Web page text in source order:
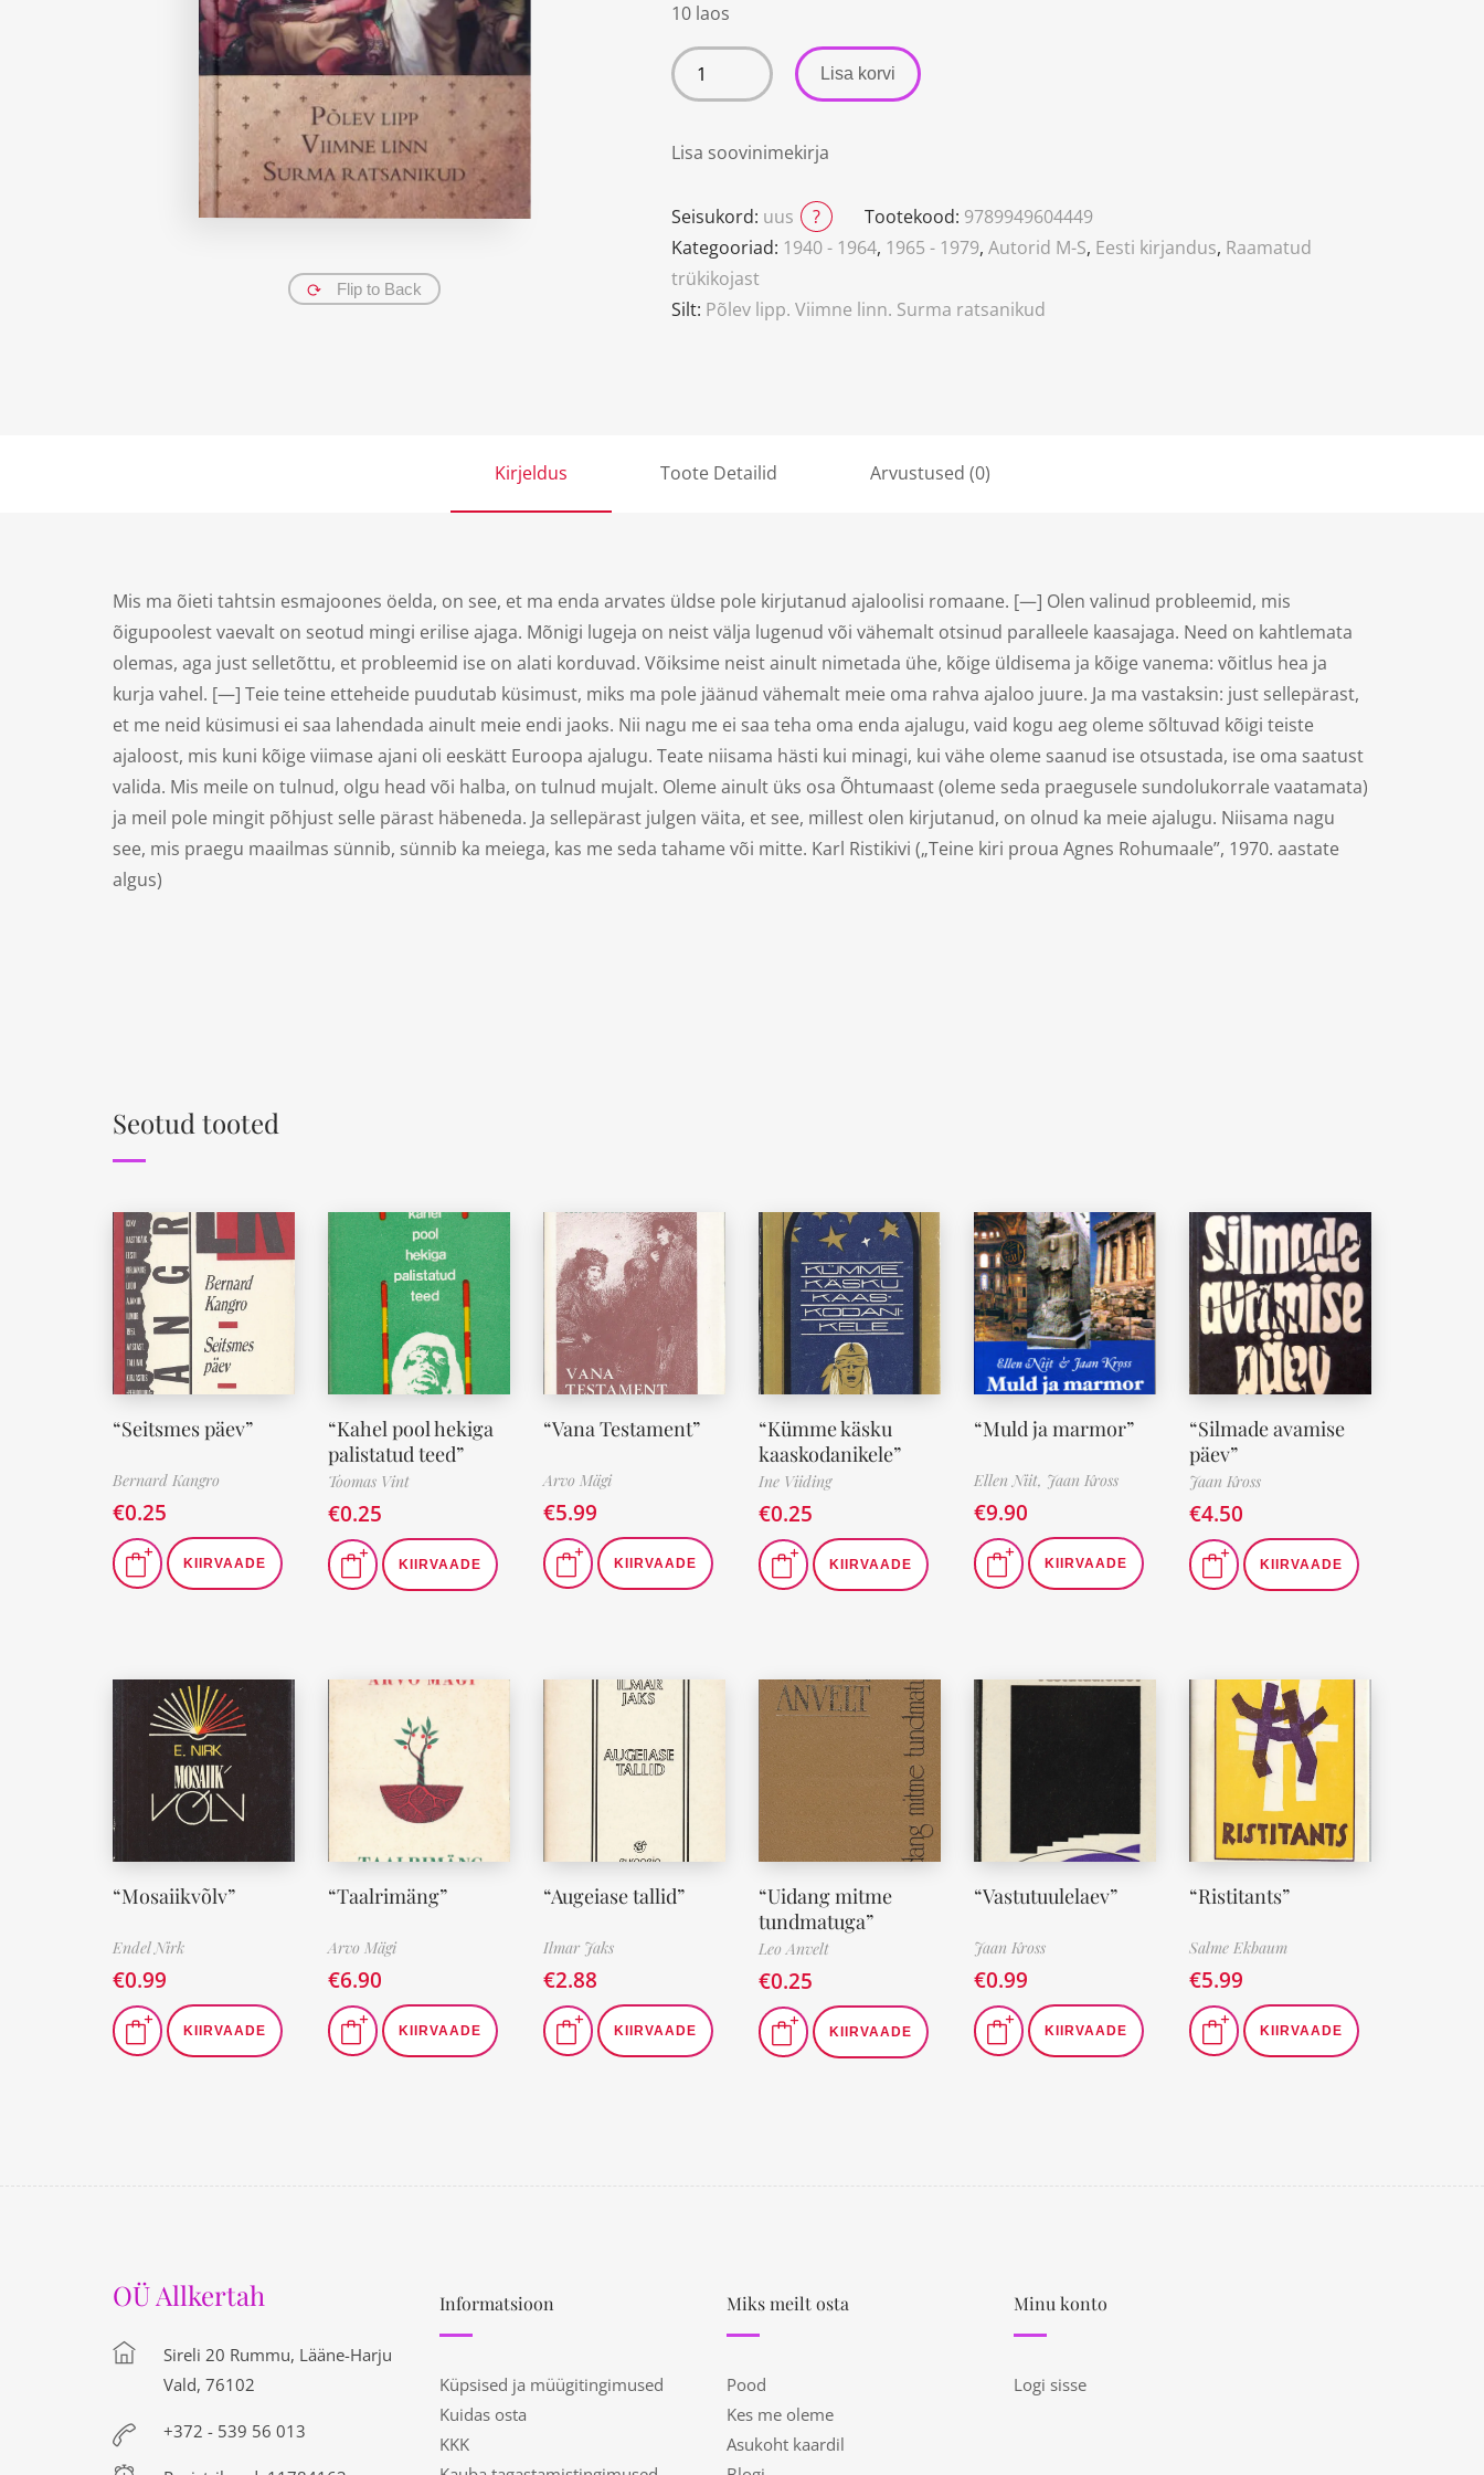
Flip to Back
10 laos
Lisa korvi
Lisa soovinimekirja
Seisukord: uus ? Tootekood: 9789949604449
Kategooriad: 1940 - 1964, 1965 - 1979, Autorid M-S, Eesti kirjandus, Raamatud
trükikojast
Silt: Põlev lipp. Viimne linn. Surma ratsanikud
Kirjeldus Toote Detailid Arvustused (0)
Mis ma õieti tahtsin esmajoones öelda, on see, et ma enda arvates üldse pole kirjutanud ajaloolisi romaane. [—] Olen valinud probleemid, mis
õigupoolest vaevalt on seotud mingi erilise ajaga. Mõnigi lugeja on neist välja lugenud või vähemalt otsinud paralleele kaasajaga. Need on kahtlemata
olemas, aga just selletõttu, et probleemid ise on alati korduvad. Võiksime neist ainult nimetada ühe, kõige üldisema ja kõige vanema: võitlus hea ja
kurja vahel. [—] Teie teine etteheide puudutab küsimust, miks ma pole jäänud vähemalt meie oma rahva ajaloo juure. Ja ma vastaksin: just sellepärast,
et me neid küsimusi ei saa lahendada ainult meie endi jaoks. Nii nagu me ei saa teha oma enda ajalugu, vaid kogu aeg oleme sõltuvad kõigi teiste
ajaloost, mis kuni kõige viimase ajani oli eeskätt Euroopa ajalugu. Teate niisama hästi kui minagi, kui vähe oleme saanud ise otsustada, ise oma saatust
valida. Mis meile on tulnud, olgu head või halba, on tulnud mujalt. Oleme ainult üks osa Õhtumaast (oleme seda praegusele sundolukorrale vaatamata)
ja meil pole mingit põhjust selle pärast häbeneda. Ja sellepärast julgen väita, et see, millest olen kirjutanud, on olnud ka meie ajalugu. Niisama nagu
see, mis praegu maailmas sünnib, sünnib ka meiega, kas me seda tahame või mitte. Karl Ristikivi („Teine kiri proua Agnes Rohumaale”, 1970. aastate
algus)
Seotud tooted
“Seitsmes päev”
Bernard Kangro
€0.25
KIIRVAADE
“Kahel pool hekiga
palistatud teed”
Toomas Vint
€0.25
KIIRVAADE
“Vana Testament”
Arvo Mägi
€5.99
KIIRVAADE
“Kümme käsku
kaaskodanikele”
Ine Viiding
€0.25
KIIRVAADE
“Muld ja marmor”
Ellen Niit, Jaan Kross
€9.90
KIIRVAADE
“Silmade avamise
päev”
Jaan Kross
€4.50
KIIRVAADE
“Mosaiikvõlv”
Endel Nirk
€0.99
KIIRVAADE
“Taalrimäng”
Arvo Mägi
€6.90
KIIRVAADE
“Augeiase tallid”
Ilmar Jaks
€2.88
KIIRVAADE
“Uidang mitme
tundmatuga”
Leo Anvelt
€0.25
KIIRVAADE
“Vastutuulelaev”
Jaan Kross
€0.99
KIIRVAADE
“Ristitants”
Salme Ekbaum
€5.99
KIIRVAADE
OÜ Allkertah
Sireli 20 Rummu, Lääne-Harju
Vald, 76102
+372 - 539 56 013
Informatsioon
Küpsised ja müügitingimused
Kuidas osta
KKK
Miks meilt osta
Pood
Kes me oleme
Asukoht kaardil
Minu konto
Logi sisse